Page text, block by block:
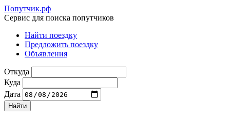
Попутчик.рф
Сервис для поиска попутчиков
Найти поездку
Предложить поездку
Объявления
Откуда
Куда
Дата